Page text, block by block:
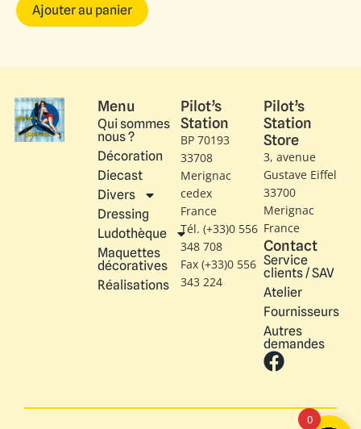
Ajouter au panier
Menu
Qui sommes
nous ?
Décoration
Diecast
Divers
Dressing
Ludothèque
Maquettes
décoratives
Réalisations
Pilot’s
Station
BP 70193
33708
Merignac
cedex
France
Tél. (+33)0 556
348 708
Fax (+33)0 556
343 224
Pilot’s
Station
Store
3, avenue
Gustave Eiffel​
33700
Merignac
France
Contact
Service
clients / SAV
Atelier
Fournisseurs
Autres
demandes
0